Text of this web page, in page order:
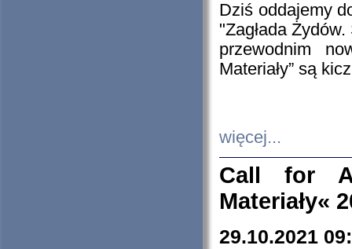
Dziś oddajemy
"Zagłada
przewodnim
Materiały” są
więcej...
Call for
Materiały«
29.10.2021